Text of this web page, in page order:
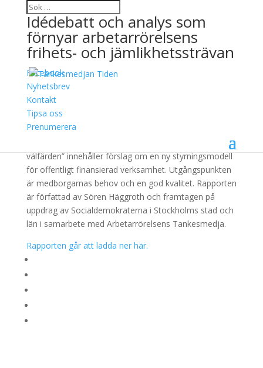
Idédebatt och analys som
förnyar arbetarrörelsens
frihets- och jämlikhetssträvan
Facebook
Nyhetsbrev
Kontakt
Tipsa oss
Prenumerera
På lika villkor
22 mars, 2013
välfärden” innehåller förslag om en ny styrningsmodell
för offentligt finansierad verksamhet. Utgångspunkten
är medborgarnas behov och en god kvalitet. Rapporten
är författad av Sören Häggroth och framtagen på
uppdrag av Socialdemokraterna i Stockholms stad och
län i samarbete med Arbetarrörelsens Tankesmedja.
Rapporten går att ladda ner här.